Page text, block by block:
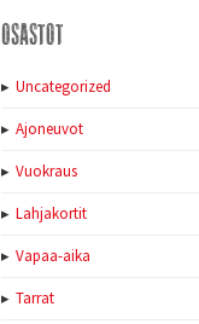
Osastot
Uncategorized
Ajoneuvot
Vuokraus
Lahjakortit
Vapaa-aika
Tarrat